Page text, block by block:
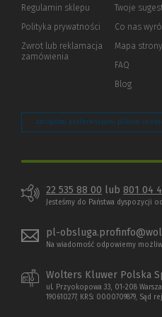
Regulamin sklepu
Polityka prywatności (Nowe
(Link
innej
Zwrot lub reklamacja
zamówienia
Twoje
Co nas
Mapa strony
FAQ
Blog
Zarządzaj preferencjami plików
22 535 88 00 lub 801 04
Jesteśmy do Państwa dyspozycji
pl-
Na wiadomość odpowiemy
Wolters Kluwer Polska
ul. Przyokopowa 33, 01-208
190610277, KRS: 0000709879, Sąd